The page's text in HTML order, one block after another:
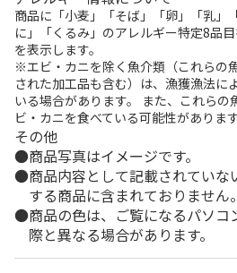
商品に「小麦」「そば」「卵」「乳」
に」「くるみ」のアレルギー特定8品
を表示します。
※エビ・カニを除く魚介類（これらの
された加工品も含む）は、漁獲漁法に
いる場合があります。 また、これらの
ビ・カニを食べている可能性があります
その他
商品写真はイメージです。
商品内容として記載されてい
する商品に含まれておりません。
商品の色は、ご覧になるパソコ
際と異なる場合があります。